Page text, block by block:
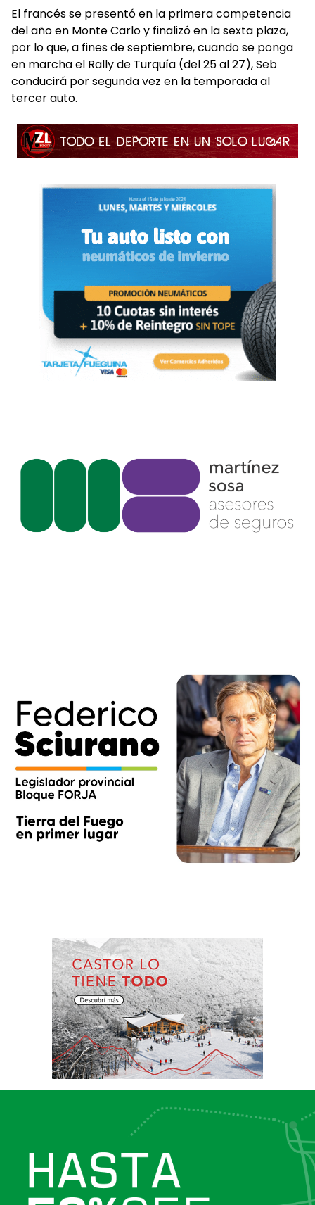
El francés se presentó en la primera competencia
del año en Monte Carlo y finalizó en la sexta plaza,
por lo que, a fines de septiembre, cuando se ponga
en marcha el Rally de Turquía (del 25 al 27), Seb
conducirá por segunda vez en la temporada al
tercer auto.